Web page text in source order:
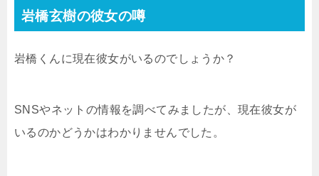
岩橋玄樹の彼女の噂
岩橋くんに現在彼女がいるのでしょうか？
SNSやネットの情報を調べてみましたが、現在彼女が
いるのかどうかはわかりませんでした。